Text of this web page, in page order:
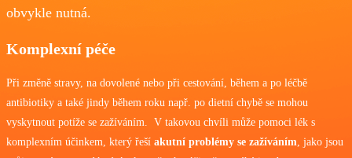
obvykle nutná.
Komplexní péče
Při změně stravy, na dovolené nebo při cestování, během a po léčbě
antibiotiky a také jindy během roku např. po dietní chybě se mohou
vyskytnout potíže se zažíváním. V takovou chvíli může pomoci lék s
komplexním účinkem, který řeší akutní problémy se zažíváním , jako jsou